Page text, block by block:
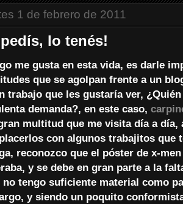
1 de febrero de 2011
lo tenés!
me gusta en esta vida, es darle
que se agolpan frente a un
trabajo que les gustaría ver,
demanda?, en este caso,
multitud que me visita día a día,
con algunos trabajitos que
reconozco que el póster de x-
y se debe en gran parte a la
tengo suficiente material como
y siendo un poquito